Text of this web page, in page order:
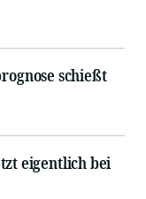
schießt
eigentlich bei